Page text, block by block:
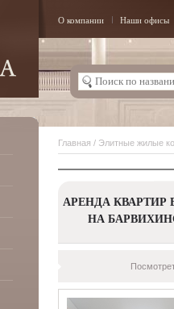
О компании Наши офисы
Главная / Элитные жилые
АРЕНДА
НА